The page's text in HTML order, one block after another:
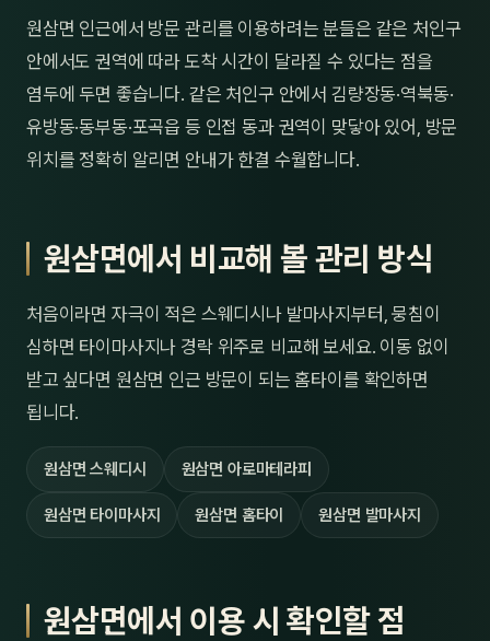
원삼면 인근에서 방문 관리를 이용하려는 분들은 같은 처인구
안에서도 권역에 따라 도착 시간이 달라질 수 있다는 점을
염두에 두면 좋습니다. 같은 처인구 안에서 김량장동·역북동·
유방동·동부동·포곡읍 등 인접 동과 권역이 맞닿아 있어, 방문
위치를 정확히 알리면 안내가 한결 수월합니다.
원삼면에서 비교해 볼 관리 방식
처음이라면 자극이 적은 스웨디시나 발마사지부터, 뭉침이
심하면 타이마사지나 경락 위주로 비교해 보세요. 이동 없이
받고 싶다면 원삼면 인근 방문이 되는 홈타이를 확인하면
됩니다.
원삼면 스웨디시 원삼면 아로마테라피
원삼면 타이마사지 원삼면 홈타이 원삼면 발마사지
원삼면에서 이용 시 확인할 점